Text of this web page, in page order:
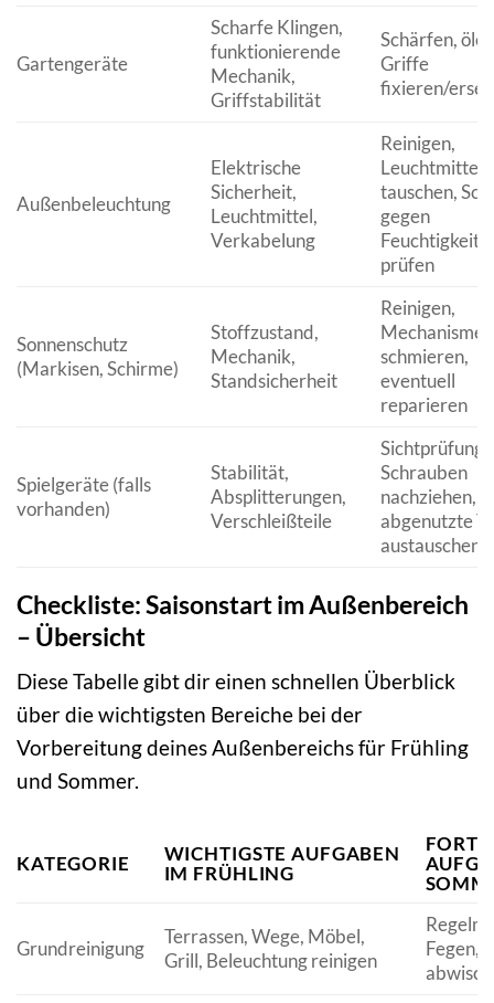
Gartengeräte
Scharfe Klingen,
funktionierende
Mechanik,
Griffstabilität
Schärfen,
Griffe
fixieren/
Außenbeleuchtung
Elektrische
Sicherheit,
Leuchtmittel,
Verkabelung
Reinigen,
Leuchtmittel
tauschen,
gegen
Feuchtigkeit
prüfen
Sonnenschutz
(Markisen, Schirme)
Stoffzustand,
Mechanik,
Standsicherheit
Reinigen,
Mechanismen
schmieren,
eventuell
reparieren
Spielgeräte (falls
vorhanden)
Stabilität,
Absplitterungen,
Verschleißteile
Sichtprüfung,
Schrauben
nachziehen,
abgenutzte
austauschen
Checkliste: Saisonstart im Außenbereich
– Übersicht
Diese Tabelle gibt dir einen schnellen Überblick
über die wichtigsten Bereiche bei der
Vorbereitung deines Außenbereichs für Frühling
und Sommer.
KATEGORIE
WICHTIGSTE AUFGABEN
IM FRÜHLING
Grundreinigung
Terrassen, Wege, Möbel,
Grill, Beleuchtung reinigen
Fegen,